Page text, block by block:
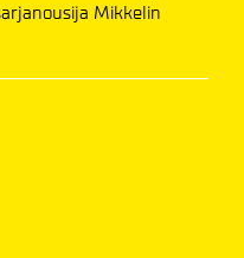
Mikkelin